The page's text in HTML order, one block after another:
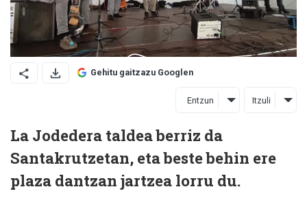
Gehitu gaitzazu Googlen
Entzun Itzuli
La Jodedera taldea berriz da
Santakrutzetan, eta beste behin ere
plaza dantzan jartzea lorru du.